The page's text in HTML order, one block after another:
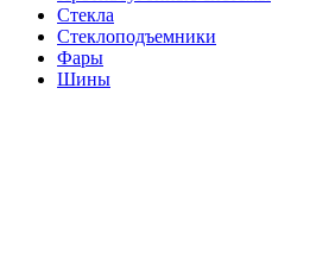
Стекла
Стеклоподъемники
Фары
Шины